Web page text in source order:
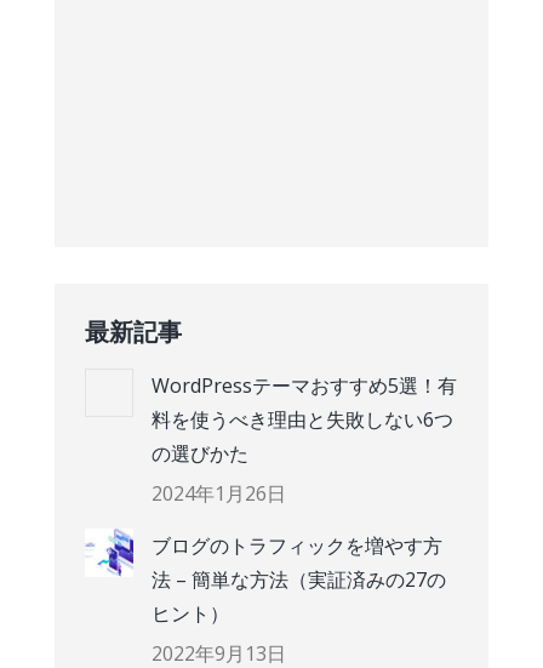
最新記事
WordPressテーマおすすめ5選！有
料を使うべき理由と失敗しない6つ
の選びかた
2024年1月26日
ブログのトラフィックを増やす方
法 – 簡単な方法（実証済みの27の
ヒント）
2022年9月13日